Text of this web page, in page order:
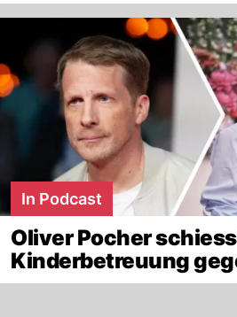
In Podcast
Oliver Pocher
Kinderbetreuung